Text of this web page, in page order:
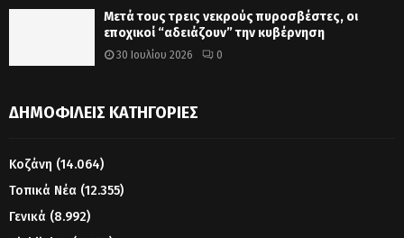
Μετά τους τρεις νεκρούς πυροσβέστες, οι
εποχικοί “αδειάζουν” την κυβέρνηση
30 Ιουλίου 2026 0
ΔΗΜΟΦΙΛΕΊΣ ΚΑΤΗΓΟΡΊΕΣ
Κοζάνη (14.064)
Τοπικά Νέα (12.355)
Γενικά (8.992)